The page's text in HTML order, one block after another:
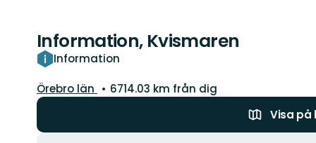
Information, Kvismaren
Information
Län:
Örebro län
6714.03 km från dig
Visa på